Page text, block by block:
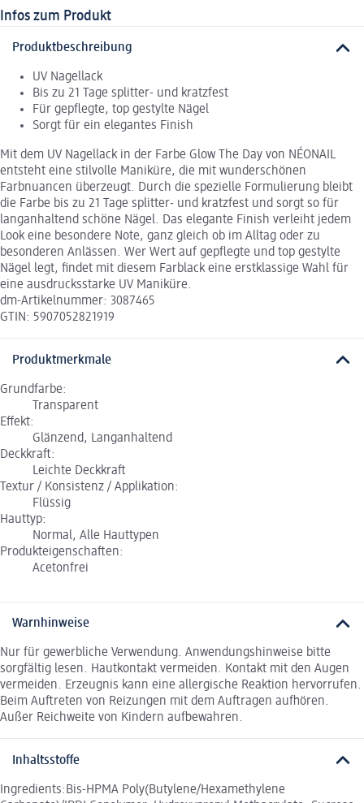
Infos zum Produkt
Produktbeschreibung
UV Nagellack
Bis zu 21 Tage splitter- und kratzfest
Für gepflegte, top gestylte Nägel
Sorgt für ein elegantes Finish
Mit dem UV Nagellack in der Farbe Glow The Day von NÉONAIL
entsteht eine stilvolle Maniküre, die mit wunderschönen
Farbnuancen überzeugt. Durch die spezielle Formulierung bleibt
die Farbe bis zu 21 Tage splitter- und kratzfest und sorgt so für
langanhaltend schöne Nägel. Das elegante Finish verleiht jedem
Look eine besondere Note, ganz gleich ob im Alltag oder zu
besonderen Anlässen. Wer Wert auf gepflegte und top gestylte
Nägel legt, findet mit diesem Farblack eine erstklassige Wahl für
eine ausdrucksstarke UV Maniküre.
dm-Artikelnummer: 3087465
GTIN: 5907052821919
Produktmerkmale
Grundfarbe:
Transparent
Effekt:
Glänzend, Langanhaltend
Deckkraft:
Leichte Deckkraft
Textur / Konsistenz / Applikation:
Flüssig
Hauttyp:
Normal, Alle Hauttypen
Produkteigenschaften:
Acetonfrei
Warnhinweise
Nur für gewerbliche Verwendung. Anwendungshinweise bitte
sorgfältig lesen. Hautkontakt vermeiden. Kontakt mit den Augen
vermeiden. Erzeugnis kann eine allergische Reaktion hervorrufen.
Beim Auftreten von Reizungen mit dem Auftragen aufhören.
Außer Reichweite von Kindern aufbewahren.
Inhaltsstoffe
Ingredients:Bis-HPMA Poly(Butylene/Hexamethylene